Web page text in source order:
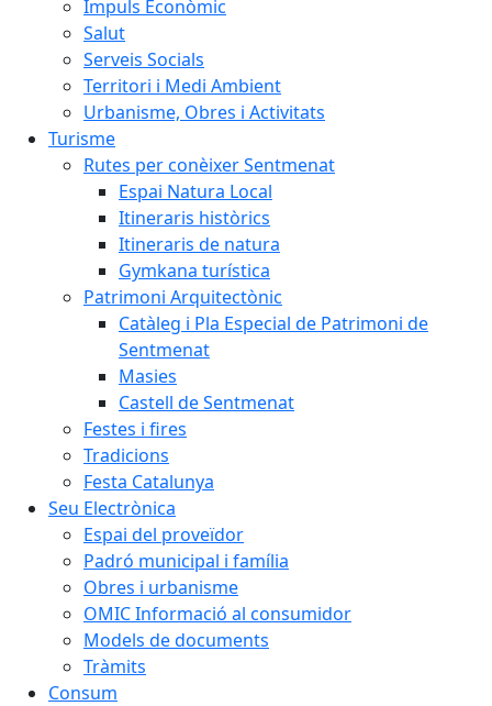
Impuls Econòmic
Salut
Serveis Socials
Territori i Medi Ambient
Urbanisme, Obres i Activitats
Turisme
Rutes per conèixer Sentmenat
Espai Natura Local
Itineraris històrics
Itineraris de natura
Gymkana turística
Patrimoni Arquitectònic
Catàleg i Pla Especial de Patrimoni de
Sentmenat
Masies
Castell de Sentmenat
Festes i fires
Tradicions
Festa Catalunya
Seu Electrònica
Espai del proveïdor
Padró municipal i família
Obres i urbanisme
OMIC Informació al consumidor
Models de documents
Tràmits
Consum